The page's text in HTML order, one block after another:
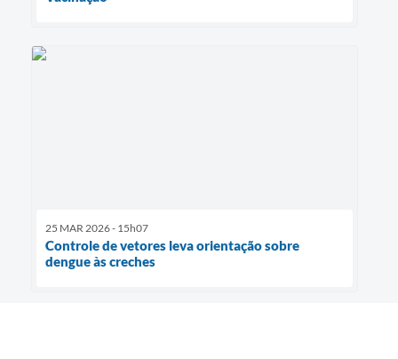
25 MAR 2026 - 15h07
Controle de vetores leva orientação sobre
dengue às creches